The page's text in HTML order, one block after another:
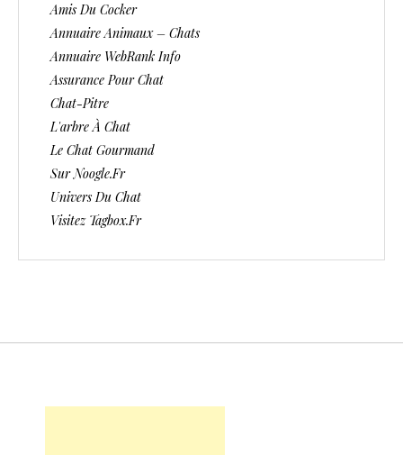
Amis Du Cocker
Annuaire Animaux – Chats
Annuaire WebRank Info
Assurance Pour Chat
Chat-Pitre
L'arbre À Chat
Le Chat Gourmand
Sur Noogle.fr
Univers Du Chat
Visitez Tagbox.fr